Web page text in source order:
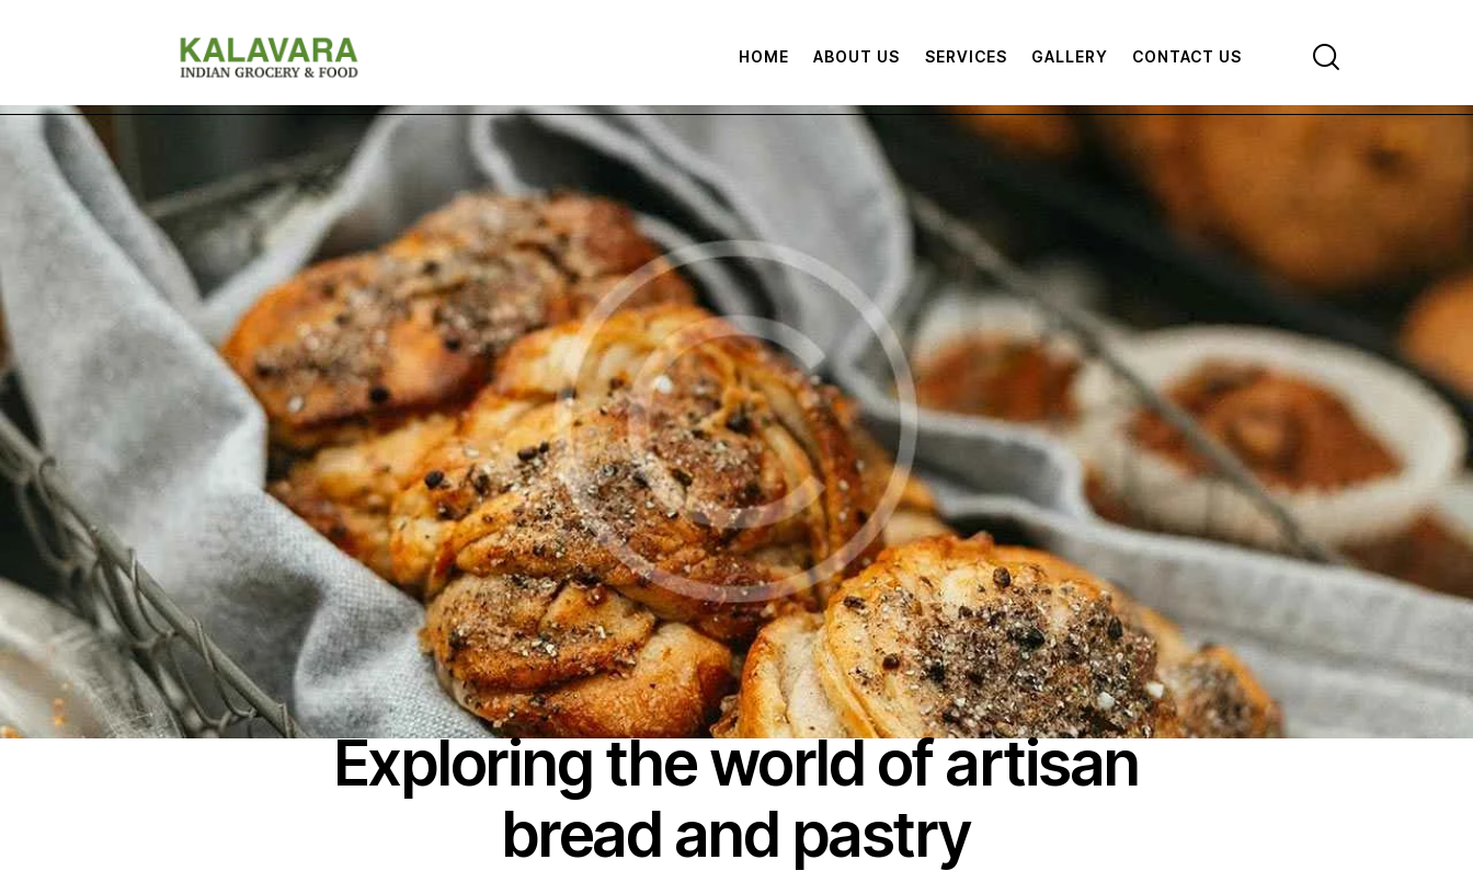
HOME ABOUT US SERVICES GALLERY CONTACT US
BAKERY
Exploring the world of artisan
bread and pastry